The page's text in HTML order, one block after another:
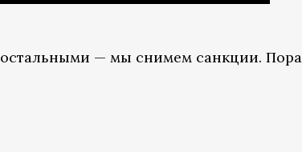
остальными — мы снимем санкции. Пора